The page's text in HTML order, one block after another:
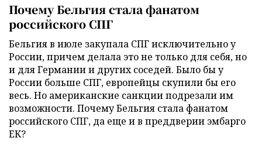
Почему Бельгия стала фанатом
российского СПГ
Бельгия в июле закупала СПГ исключительно у
России, причем делала это не только для себя, но
и для Германии и других соседей. Было бы у
России больше СПГ, европейцы скупили бы его
весь. Но американские санкции подрезали им
возможности. Почему Бельгия стала фанатом
российского СПГ, да еще и в преддверии эмбарго
ЕК?